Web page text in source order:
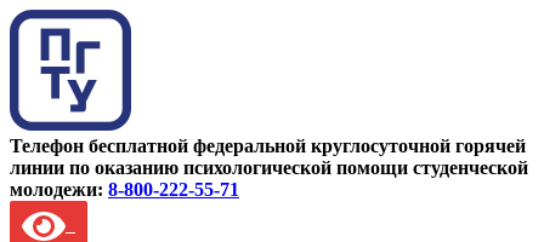
Телефон бесплатной федеральной круглосуточной горячей
линии по оказанию психологической помощи студенческой
молодежи: 8-800-222-55-71